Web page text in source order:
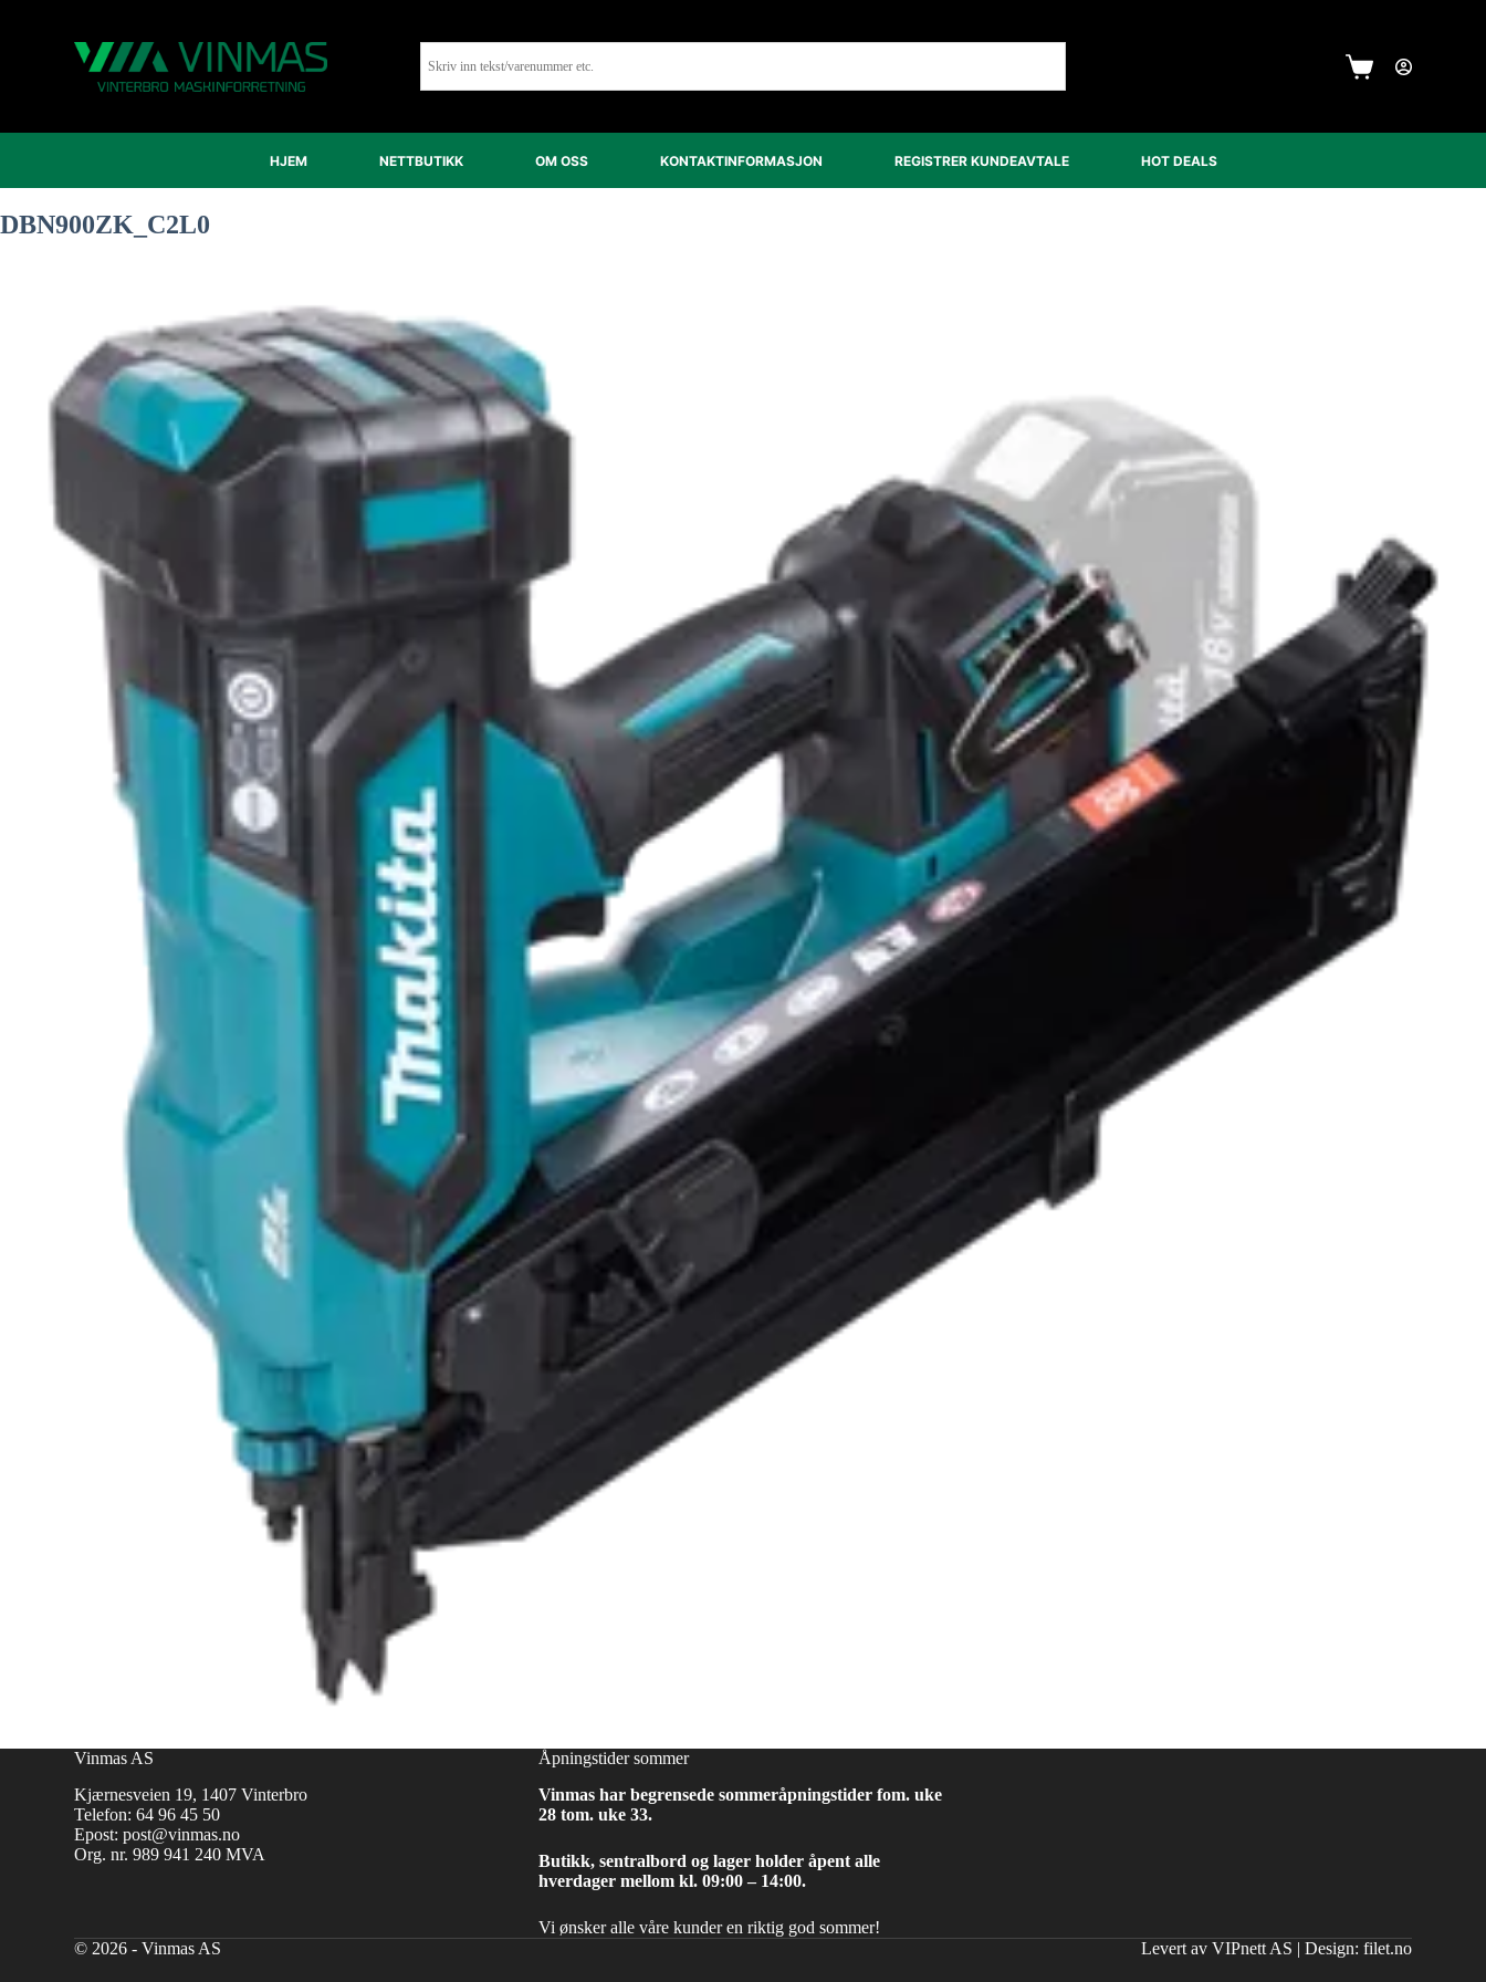
HJEM NETTBUTIKK OM OSS KONTAKTINFORMASJON REGISTRER KUNDEAVTALE HOT DEALS
DBN900ZK_C2L0
Vinmas AS
Kjærnesveien 19, 1407 Vinterbro
Telefon:64 96 45 50
Epost:post@vinmas.no
Org. nr. 989 941 240 MVA
Åpningstider sommer
Vinmas har begrensede sommeråpningstider fom. uke
28 tom. uke 33.
Butikk, sentralbord og lager holder åpent alle
hverdager mellom kl. 09:00 – 14:00.
Vi ønsker alle våre kunder en riktig god sommer!
© 2026 - Vinmas AS
Levert av VIPnett AS | Design: filet.no